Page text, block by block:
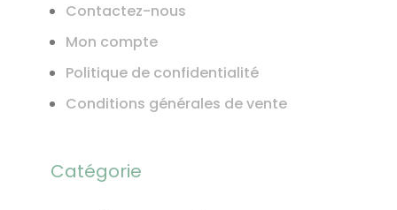
Contactez-nous
Mon compte
Politique de confidentialité
Conditions générales de vente
Catégorie